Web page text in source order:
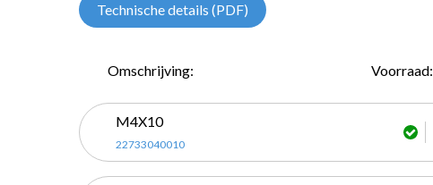
Technische details (PDF)
Omschrijving: Voorraad:
M4X10
22733040010